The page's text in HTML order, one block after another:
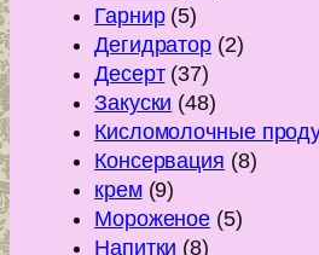
Гарнир(5)
Дегидратор (2)
Десерт(37)
Закуски (48)
Кисломолочные
Консервация (8)
крем(9)
Мороженое (5)
Напитки (8)